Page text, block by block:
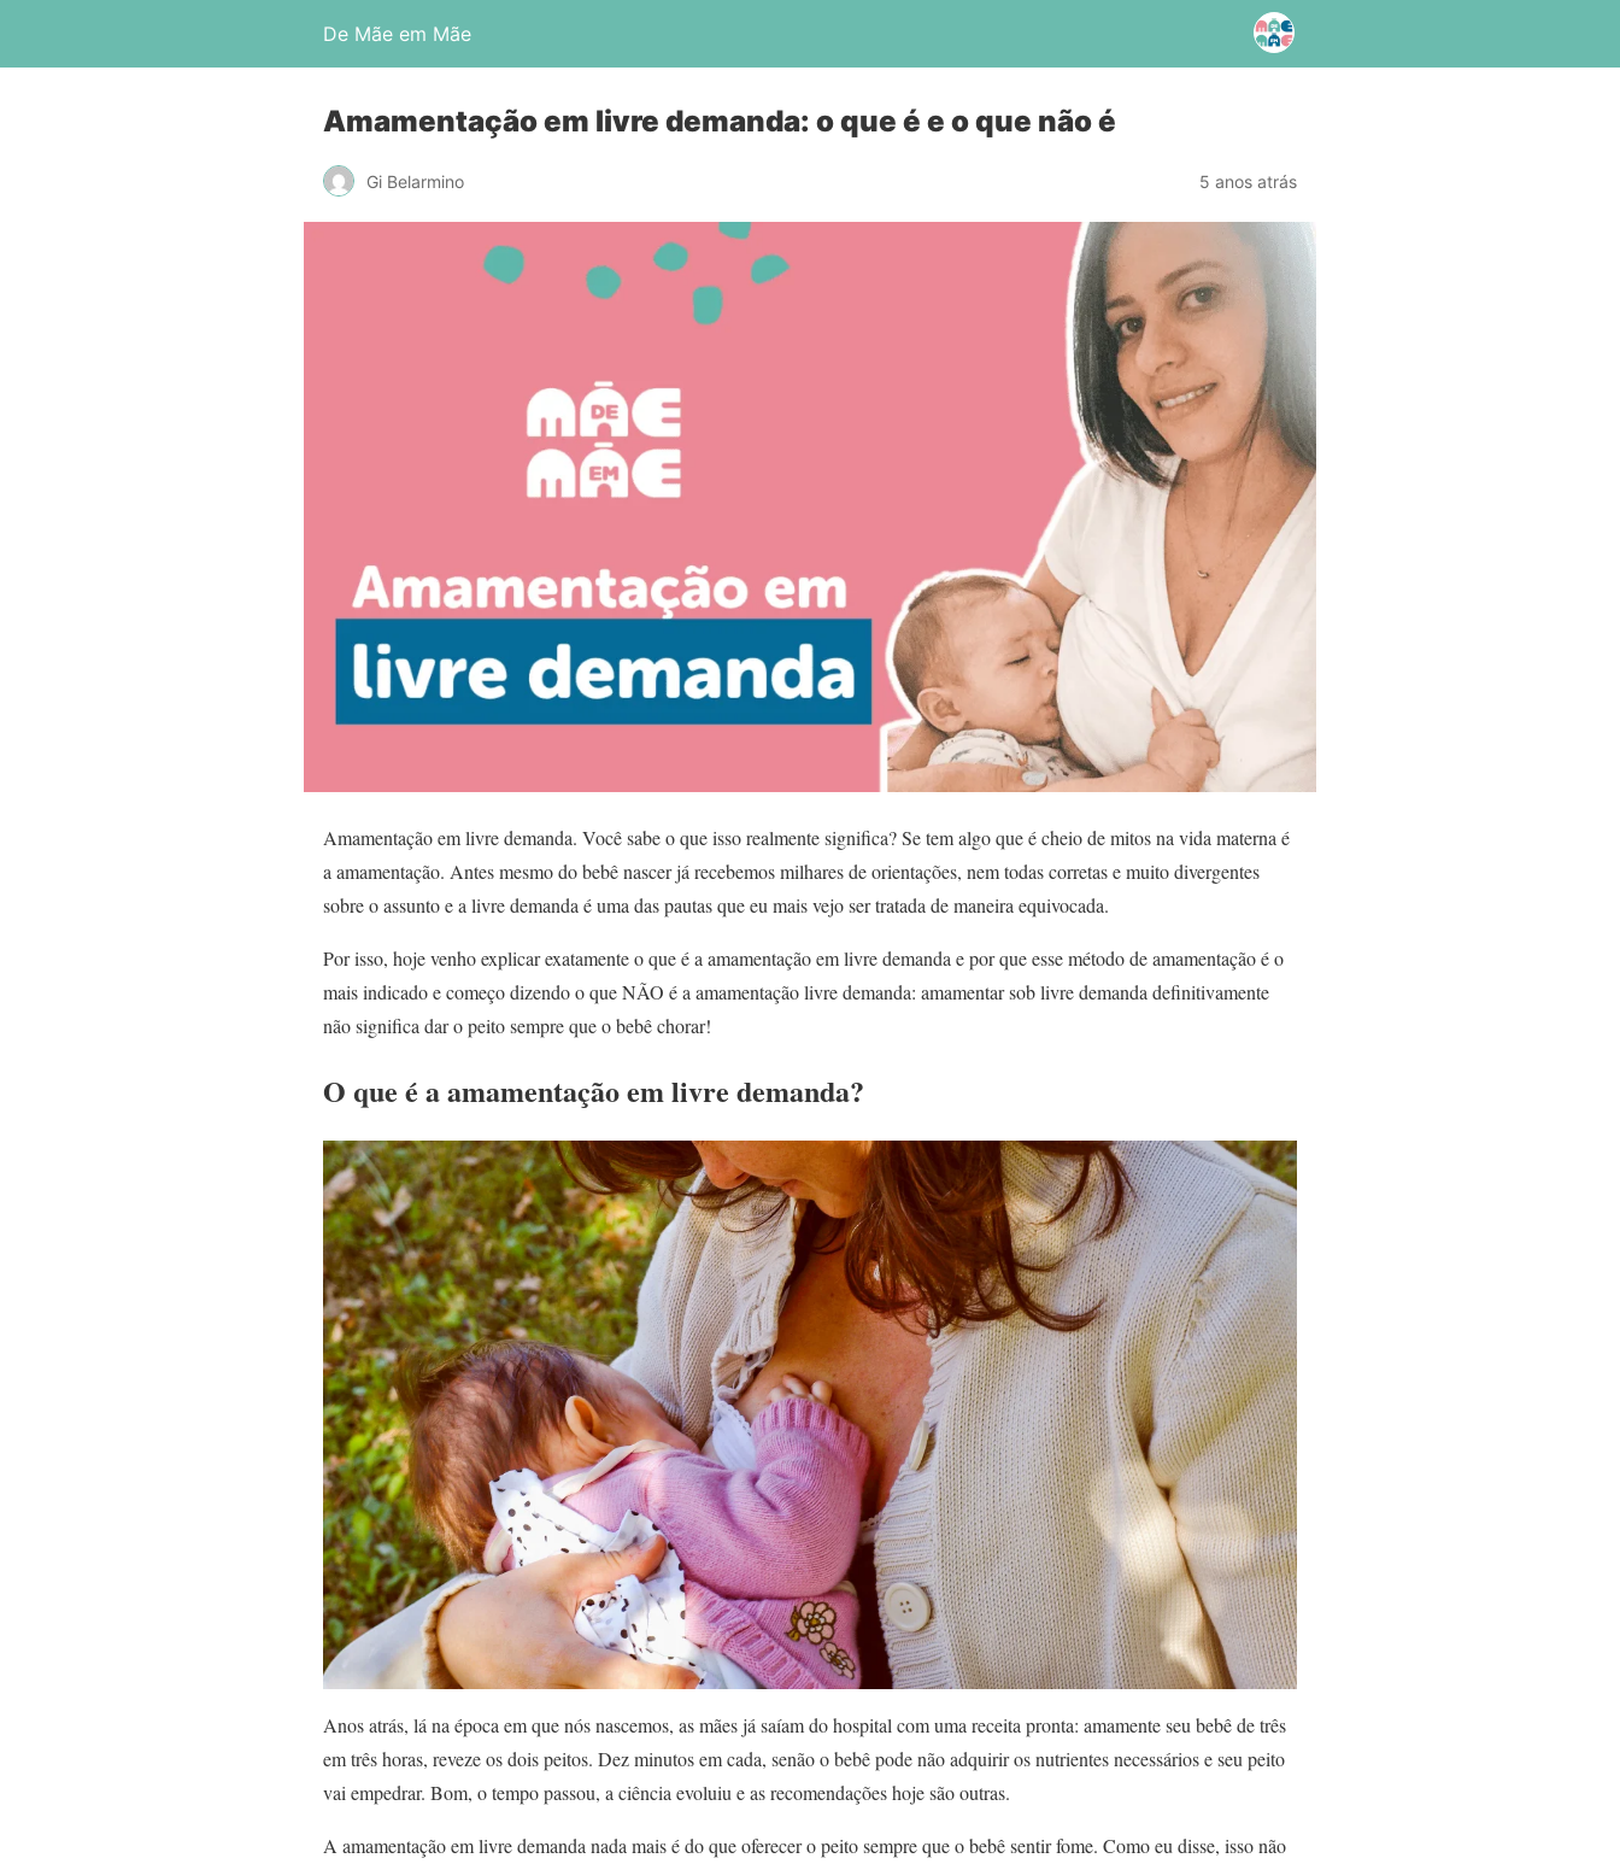
De Mãe em Mãe
Amamentação em livre demanda: o que é e o que não é
Gi Belarmino 5 anos atrás
Amamentação em livre demanda. Você sabe o que isso realmente significa? Se tem algo que é cheio de mitos na vida materna é
a amamentação. Antes mesmo do bebê nascer já recebemos milhares de orientações, nem todas corretas e muito divergentes
sobre o assunto e a livre demanda é uma das pautas que eu mais vejo ser tratada de maneira equivocada.
Por isso, hoje venho explicar exatamente o que é a amamentação em livre demanda e por que esse método de amamentação é o
mais indicado e começo dizendo o que NÃO é a amamentação livre demanda: amamentar sob livre demanda definitivamente
não significa dar o peito sempre que o bebê chorar!
O que é a amamentação em livre demanda?
Anos atrás, lá na época em que nós nascemos, as mães já saíam do hospital com uma receita pronta: amamente seu bebê de três
em três horas, reveze os dois peitos. Dez minutos em cada, senão o bebê pode não adquirir os nutrientes necessários e seu peito
vai empedrar. Bom, o tempo passou, a ciência evoluiu e as recomendações hoje são outras.
A amamentação em livre demanda nada mais é do que oferecer o peito sempre que o bebê sentir fome. Como eu disse, isso não